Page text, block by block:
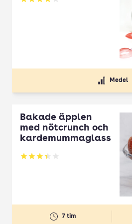
Betyg: 3.84 av 5
Medel
Bakade äpplen
med nötcrunch och
kardemummaglass
Betyg: 3.43 av 5
7 tim